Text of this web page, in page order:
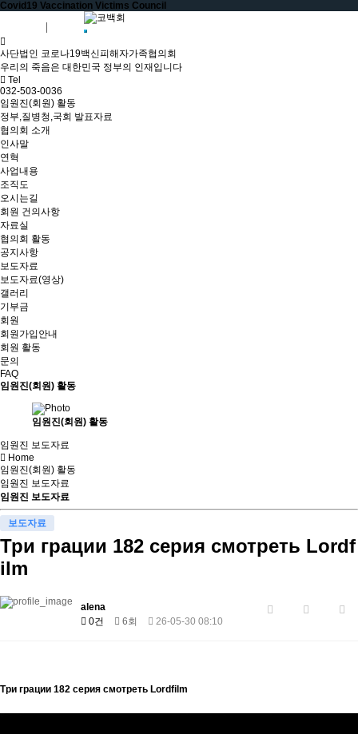
Covid19 Vaccination Victims Council
사단법인 코로나19백신피해자가족협의회
우리의 죽음은 대한민국 정부의 인재입니다
Tel
032-503-0036
임원진(회원) 활동
정부,질병청,국회 발표자료
협의회 소개
인사말
연혁
사업내용
조직도
오시는길
회원 건의사항
자료실
협의회 활동
공지사항
보도자료
보도자료(영상)
갤러리
기부금
회원
회원가입안내
회원 활동
문의
FAQ
임원진(회원) 활동
임원진(회원) 활동
임원진 보도자료
Home
임원진(회원) 활동
임원진 보도자료
임원진 보도자료
보도자료
Три грации 182 серия смотреть Lordf
ilm
alena
0건
6회 26-05-30 08:10
Три грации 182 серия смотреть Lordfilm